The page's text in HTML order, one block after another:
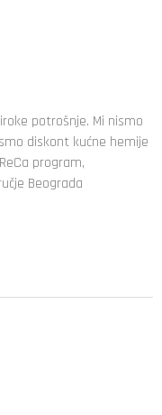
potrošnje. Mi nismo
diskont kućne hemije
program,
Beograda